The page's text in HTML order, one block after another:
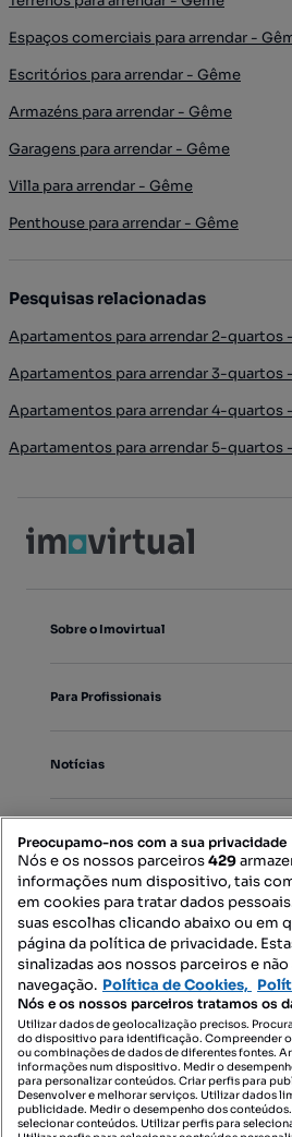
Espaços comerciais para arrendar -
Escritórios para arrendar - Gême
Armazéns para arrendar - Gême
Garagens para arrendar - Gême
Villa para arrendar - Gême
Penthouse para arrendar - Gême
Pesquisas relacionadas
Apartamentos para arrendar 2-quartos
Apartamentos para arrendar 3-quartos
Apartamentos para arrendar 4-quartos
Apartamentos para arrendar 5-quartos
Sobre o Imovirtual
Para Profissionais
Notícias
Mapa do Site
Contacte-nos
SIGA-NOS:
DESCARREGAR
Preocupamo-nos com a sua privacidade
Nós e os nossos parceiros429
informações num dispositivo, tais
em cookies para tratar dados
suas escolhas clicando abaixo ou em
página da política de privacidade.
sinalizadas aos nossos parceiros e
navegação. Política de Cookies,
Nós e os nossos parceiros tratamos os
Utilizar dados de geolocalização precisos.
do dispositivo para identificação. Compreender
ou combinações de dados de diferentes fontes.
informações num dispositivo. Medir o
para personalizar conteúdos. Criar perfis para
Desenvolver e melhorar serviços. Utilizar dados
publicidade. Medir o desempenho dos
selecionar conteúdos. Utilizar perfis para